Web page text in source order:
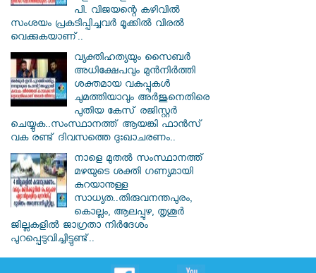
പി. വിജയന്റെ കഴിവില്‍
സംശയം പ്രകടിപ്പിച്ചവര്‍ മൂക്കില്‍ വിരല്‍
വെക്കുകയാണ്..
വ്യക്തിഹത്യയും സൈബര്‍
അധിക്ഷേപവും മുന്‍നിര്‍ത്തി
ശക്തമായ വകുപ്പുകള്‍
ചുമത്തിയാവും അർജുനെതിരെ
പുതിയ കേസ് രജിസ്റ്റര്‍
ചെയ്യുക..സംസ്ഥാനത്ത് ആയങ്കി ഫാൻസ്
വക രണ്ട് ദിവസത്തെ ദുഃഖാചരണം..
നാളെ മുതൽ സംസ്ഥാനത്ത്
മഴയുടെ ശക്തി ഗണ്യമായി
കുറയാനുള്ള
സാധ്യത..തിരുവനന്തപുരം,
കൊല്ലം, ആലപ്പുഴ, തൃശൂർ
ജില്ലകളിൽ ജാഗ്രതാ നിർദേശം
പുറപ്പെടുവിച്ചിട്ടുണ്ട്..